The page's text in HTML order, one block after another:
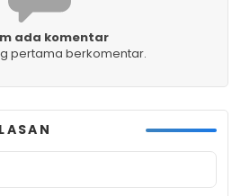
ada komentar
pertama berkomentar.